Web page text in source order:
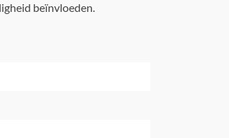
beïnvloeden.